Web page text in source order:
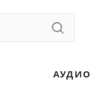
АУДИО